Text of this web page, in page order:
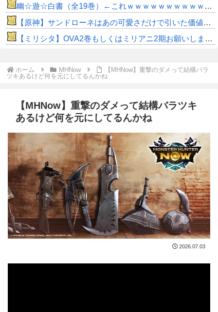
幽☆遊☆白書（全19巻）←これｗｗｗｗｗｗｗｗｗｗｗｗｗｗ
【原神】サンドローネはあの可愛さだけで引いた価値ある！
【ミリシタ】OVA2巻もしくはミリアニ2期お願いします🙏
ホーム MHNow
【MHNow】重撃のダメって結構バラ
ツキあるけど何を元にしてるんかね
【MHNow】重撃のダメって結構バラツキ
あるけど何を元にしてるんかね
2026.07.03